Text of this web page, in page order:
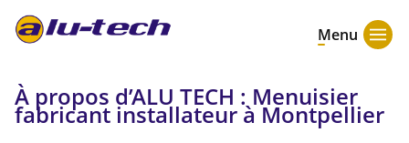
Menu
À propos d’ALU TECH : Menuisier
fabricant installateur à Montpellier